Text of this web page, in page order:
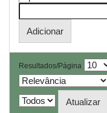
Resultados/Página